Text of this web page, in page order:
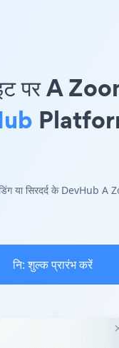
पर A
या सिरदर्द के DevHub
नि: शुल्क प्रारंभ करें